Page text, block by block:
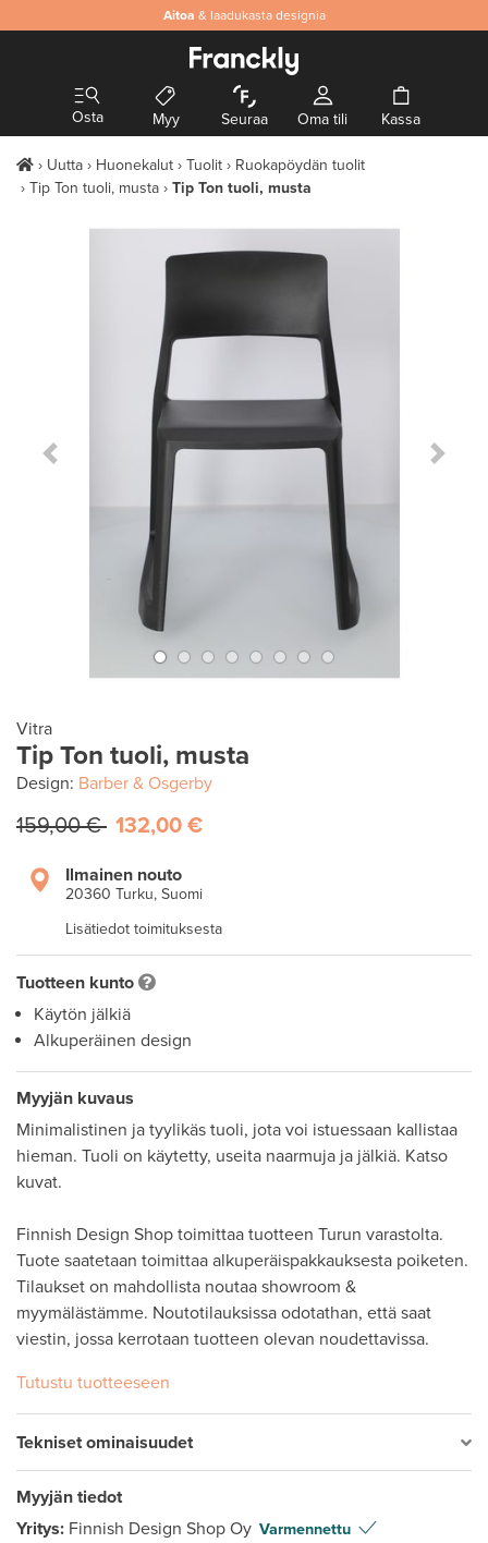
Aitoa & laadukasta designia
Osta Myy Seuraa Oma tili Kassa
Uutta Huonekalut Tuolit
Ruokapöydän tuolit
Tip Ton tuoli, musta
Tip Ton tuoli, musta
Previous Slide Next
Vitra
Tip Ton tuoli, musta
Design: Barber & Osgerby
159,00 € 132,00 €
Ilmainen nouto
20360 Turku, Suomi
Lisätiedot toimituksesta
Tuotteen kunto
Käytön jälkiä
Alkuperäinen design
Myyjän kuvaus
Minimalistinen ja tyylikäs tuoli, jota voi istuessaan kallistaa
hieman. Tuoli on käytetty, useita naarmuja ja jälkiä. Katso
kuvat.
Finnish Design Shop toimittaa tuotteen Turun varastolta.
Tuote saatetaan toimittaa alkuperäispakkauksesta poiketen.
Tilaukset on mahdollista noutaa showroom &
myymälästämme. Noutotilauksissa odotathan, että saat
viestin, jossa kerrotaan tuotteen olevan noudettavissa.
Tutustu tuotteeseen
Tekniset ominaisuudet
Myyjän tiedot
Yritys: Finnish Design Shop Oy Varmennettu